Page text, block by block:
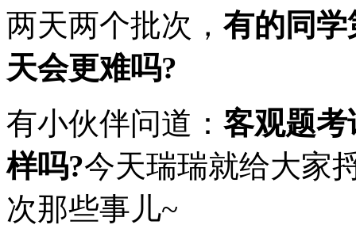
两天两个批次， 有的同
天会更难吗?
有小伙伴问道： 客观题
样吗?今天瑞瑞就给大家
次那些事儿~